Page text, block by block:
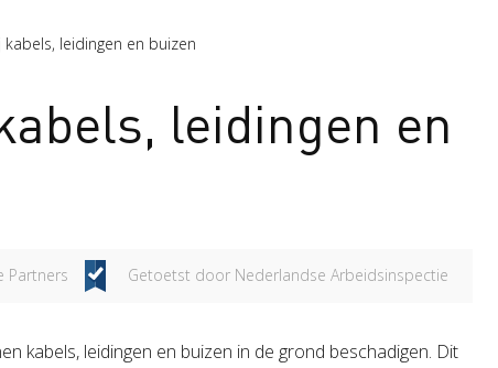
kabels, leidingen en buizen
leidingen en
Partners Getoetst door Nederlandse Arbeidsinspectie
kabels, leidingen en buizen in de grond beschadigen. Dit